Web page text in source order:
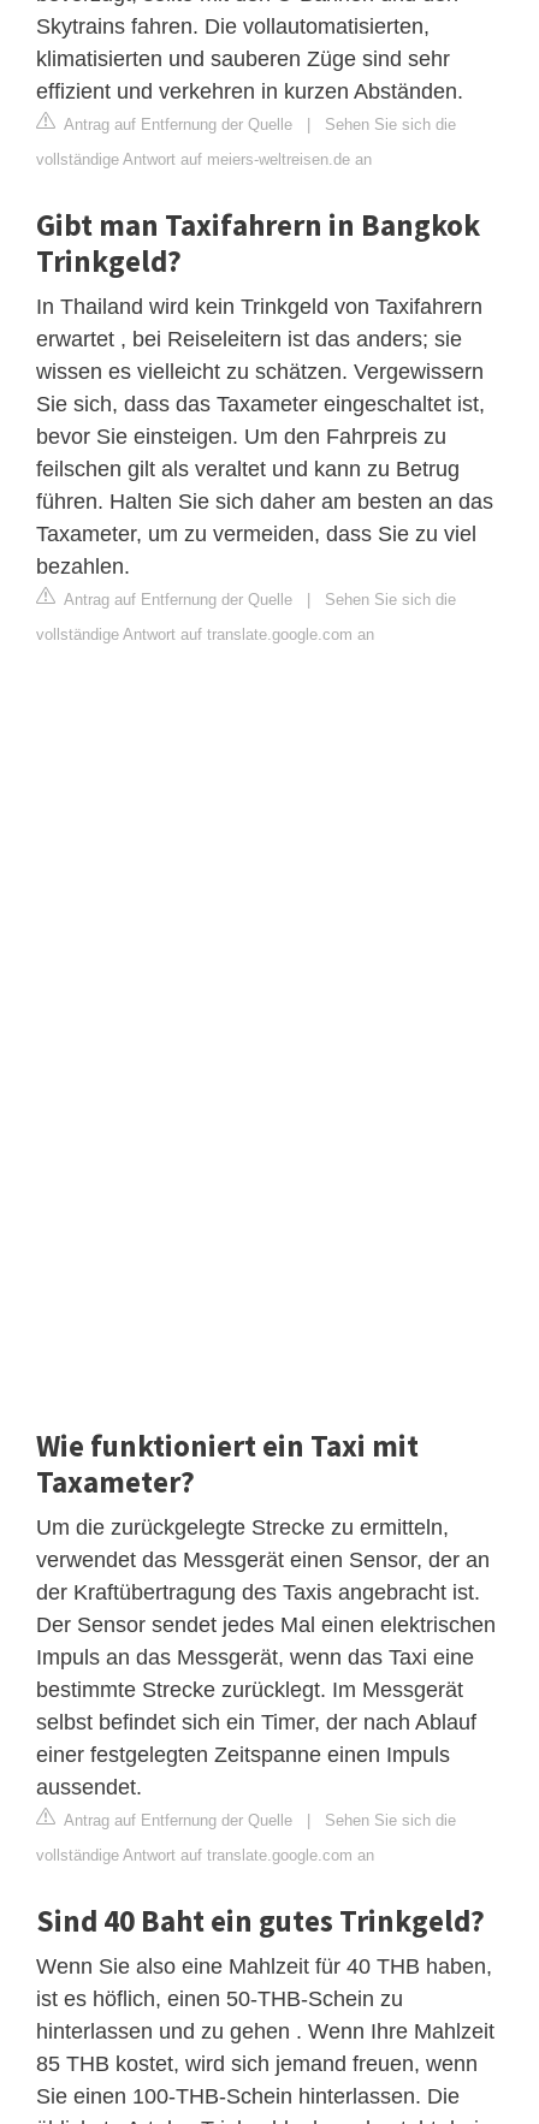
Skytrains fahren. Die vollautomatisierten,
klimatisierten und sauberen Züge sind sehr
effizient und verkehren in kurzen Abständen.
Antrag auf Entfernung der Quelle | Sehen Sie sich die
vollständige Antwort auf meiers-weltreisen.de an
Gibt man Taxifahrern in Bangkok
Trinkgeld?
In Thailand wird kein Trinkgeld von Taxifahrern
erwartet , bei Reiseleitern ist das anders; sie
wissen es vielleicht zu schätzen. Vergewissern
Sie sich, dass das Taxameter eingeschaltet ist,
bevor Sie einsteigen. Um den Fahrpreis zu
feilschen gilt als veraltet und kann zu Betrug
führen. Halten Sie sich daher am besten an das
Taxameter, um zu vermeiden, dass Sie zu viel
bezahlen.
Antrag auf Entfernung der Quelle | Sehen Sie sich die
vollständige Antwort auf translate.google.com an
Wie funktioniert ein Taxi mit
Taxameter?
Um die zurückgelegte Strecke zu ermitteln,
verwendet das Messgerät einen Sensor, der an
der Kraftübertragung des Taxis angebracht ist.
Der Sensor sendet jedes Mal einen elektrischen
Impuls an das Messgerät, wenn das Taxi eine
bestimmte Strecke zurücklegt. Im Messgerät
selbst befindet sich ein Timer, der nach Ablauf
einer festgelegten Zeitspanne einen Impuls
aussendet.
Antrag auf Entfernung der Quelle | Sehen Sie sich die
vollständige Antwort auf translate.google.com an
Sind 40 Baht ein gutes Trinkgeld?
Wenn Sie also eine Mahlzeit für 40 THB haben,
ist es höflich, einen 50-THB-Schein zu
hinterlassen und zu gehen . Wenn Ihre Mahlzeit
85 THB kostet, wird sich jemand freuen, wenn
Sie einen 100-THB-Schein hinterlassen. Die